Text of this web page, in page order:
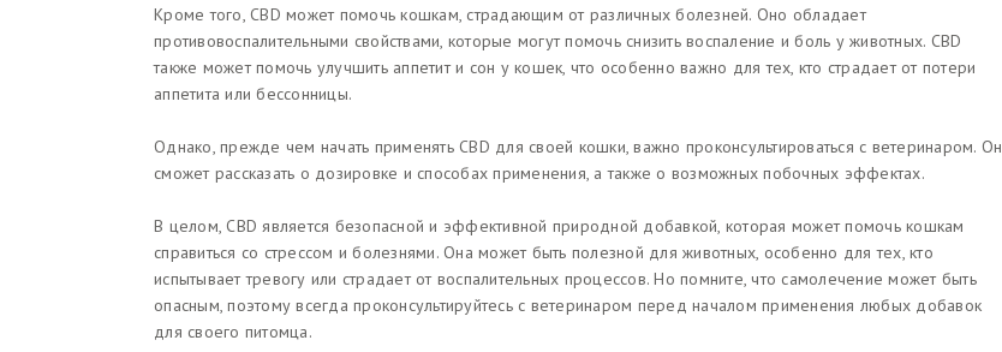
Кроме того, CBD может помочь кошкам, страдающим от различных болезней. Оно обладает
противовоспалительными свойствами, которые могут помочь снизить воспаление и боль у животных. CBD
также может помочь улучшить аппетит и сон у кошек, что особенно важно для тех, кто страдает от потери
аппетита или бессонницы.
Однако, прежде чем начать применять CBD для своей кошки, важно проконсультироваться с ветеринаром. Он
сможет рассказать о дозировке и способах применения, а также о возможных побочных эффектах.
В целом, CBD является безопасной и эффективной природной добавкой, которая может помочь кошкам
справиться со стрессом и болезнями. Она может быть полезной для животных, особенно для тех, кто
испытывает тревогу или страдает от воспалительных процессов. Но помните, что самолечение может быть
опасным, поэтому всегда проконсультируйтесь с ветеринаром перед началом применения любых добавок
для своего питомца.